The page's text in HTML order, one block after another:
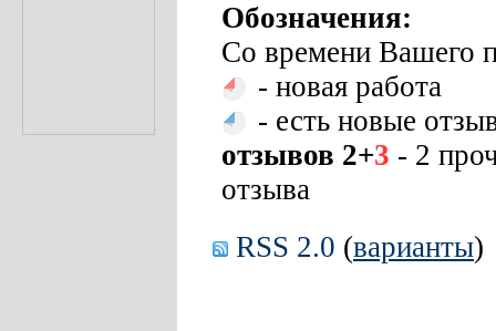
Обозначения:
Со времени Вашего
- новая работа
- есть новые
отзывов 2+3 - 2
отзыва
RSS 2.0 (варианты)